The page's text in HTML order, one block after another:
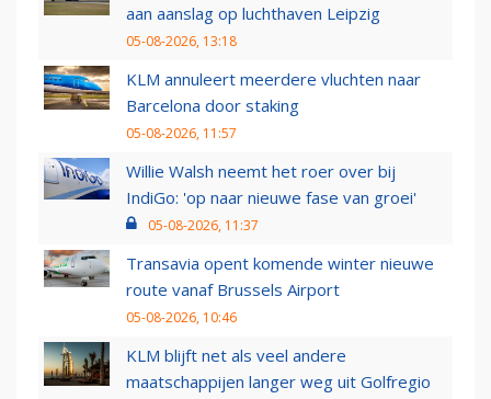
aan aanslag op luchthaven Leipzig
05-08-2026, 13:18
KLM annuleert meerdere vluchten naar
Barcelona door staking
05-08-2026, 11:57
Willie Walsh neemt het roer over bij
IndiGo: 'op naar nieuwe fase van groei'
05-08-2026, 11:37
Transavia opent komende winter nieuwe
route vanaf Brussels Airport
05-08-2026, 10:46
KLM blijft net als veel andere
maatschappijen langer weg uit Golfregio